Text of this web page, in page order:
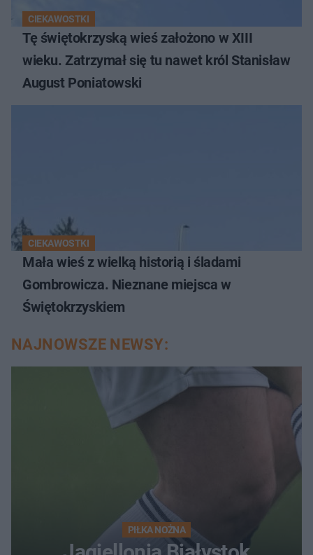
CIEKAWOSTKI
Tę świętokrzyską wieś założono w XIII
wieku. Zatrzymał się tu nawet król Stanisław
August Poniatowski
CIEKAWOSTKI
Mała wieś z wielką historią i śladami
Gombrowicza. Nieznane miejsca w
Świętokrzyskiem
NAJNOWSZE NEWSY:
PIŁKA NOŻNA